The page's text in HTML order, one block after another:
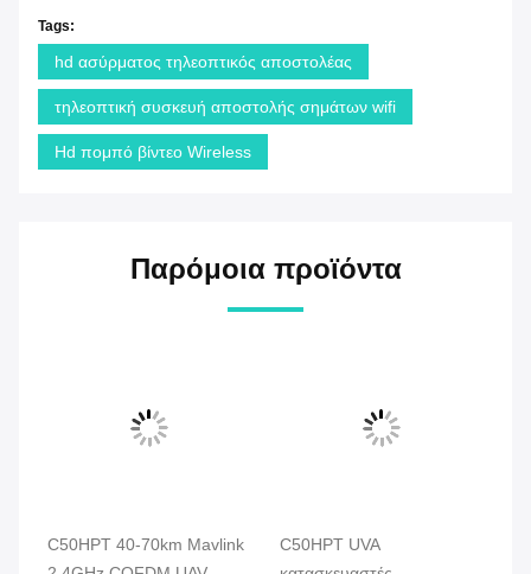
Tags:
hd ασύρματος τηλεοπτικός αποστολέας
τηλεοπτική συσκευή αποστολής σημάτων wifi
Hd πομπό βίντεο Wireless
Παρόμοια προϊόντα
C50HPT 40-70km Mavlink
C50HPT UVA